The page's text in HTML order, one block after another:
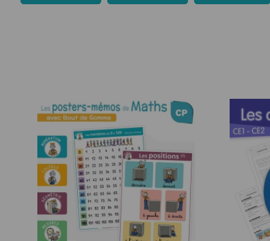
CE1
Géographie